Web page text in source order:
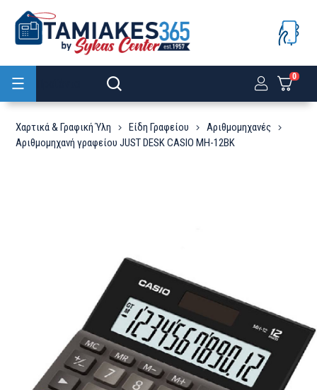
0
Χαρτικά & Γραφική Ύλη Είδη Γραφείου
Αριθμομηχανές
Αριθμομηχανή γραφείου JUST DESK CASIO MH-12BK